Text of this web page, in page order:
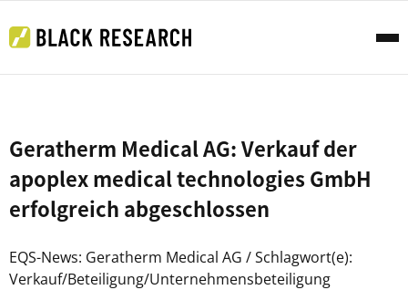
Geratherm Medical AG: Verkauf der
apoplex medical technologies GmbH
erfolgreich abgeschlossen
EQS-News: Geratherm Medical AG / Schlagwort(e):
Verkauf/Beteiligung/Unternehmensbeteiligung